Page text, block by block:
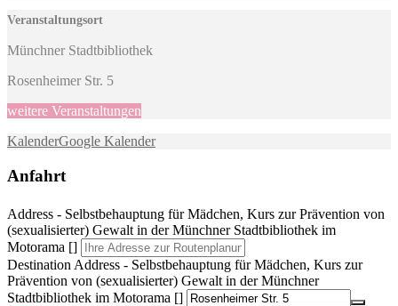
Veranstaltungsort
Münchner Stadtbibliothek
Rosenheimer Str. 5
weitere Veranstaltungen
KalenderGoogle Kalender
Anfahrt
Address - Selbstbehauptung für Mädchen, Kurs zur Prävention von
(sexualisierter) Gewalt in der Münchner Stadtbibliothek im
Motorama []
Destination Address - Selbstbehauptung für Mädchen, Kurs zur
Prävention von (sexualisierter) Gewalt in der Münchner
Stadtbibliothek im Motorama []